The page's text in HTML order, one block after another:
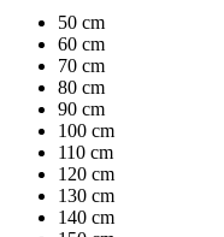
50 cm
60 cm
70 cm
80 cm
90 cm
100 cm
110 cm
120 cm
130 cm
140 cm